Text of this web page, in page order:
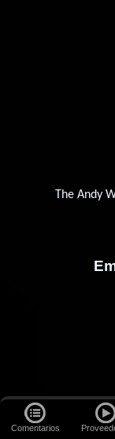
Comentarios
The Andy